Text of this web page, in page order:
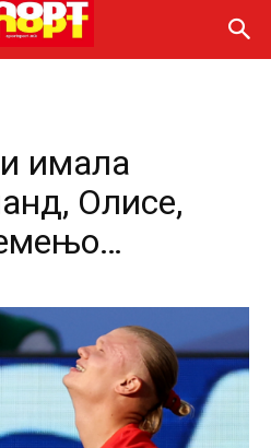
имала
Олисе,